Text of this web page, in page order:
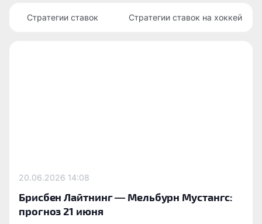
Стратегии ставок Стратегии ставок на хоккей
20.06.2026 14:08
Брисбен Лайтнинг — Мельбурн Мустангс:
прогноз 21 июня